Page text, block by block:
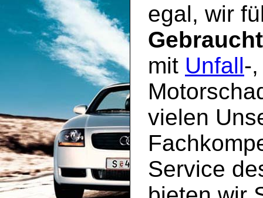
egal, wir
mit Unfall-
vielen
Service